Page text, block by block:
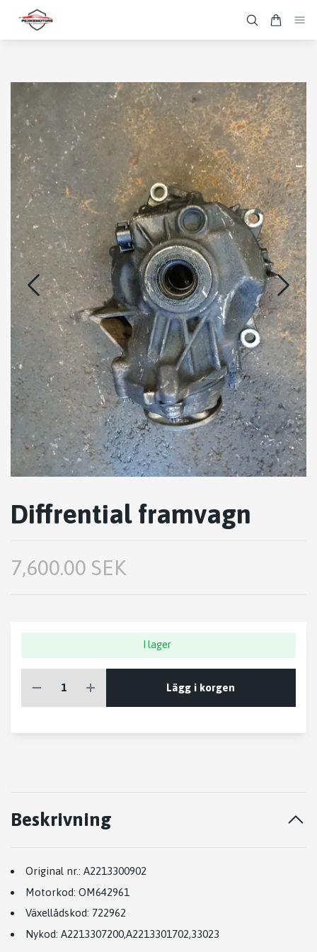
Diffrential framvagn
7,600.00 SEK
I lager
Lägg i korgen
Beskrivning
Original nr.: A2213300902
Motorkod: OM642961
Växellådskod: 722962
Nykod: A2213307200,A2213301702,33023